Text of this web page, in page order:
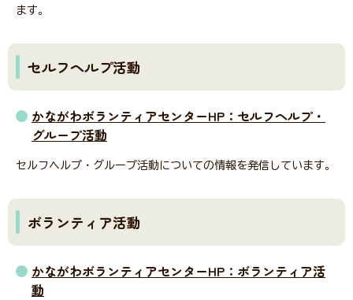
ます。
セルフヘルプ活動
かながわボランティアセンターHP：セルフヘルプ・
グループ活動
セルフヘルプ・グループ活動についての情報を発信しています。
ボランティア活動
かながわボランティアセンターHP：ボランティア活
動
リンク
サイト内検索
個人情報保護について